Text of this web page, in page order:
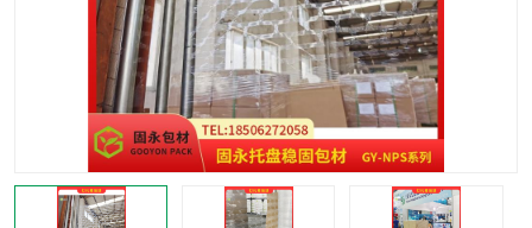
托盘裹包网兜
托盘捆绑带